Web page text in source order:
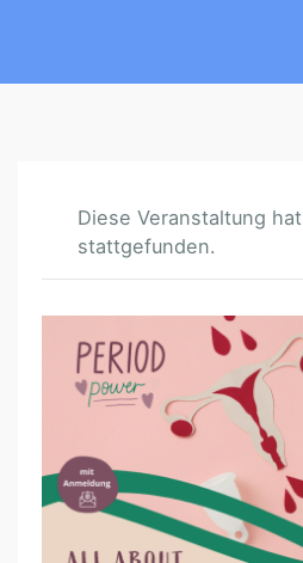
Diese Veranstaltung
stattgefunden.
B
O